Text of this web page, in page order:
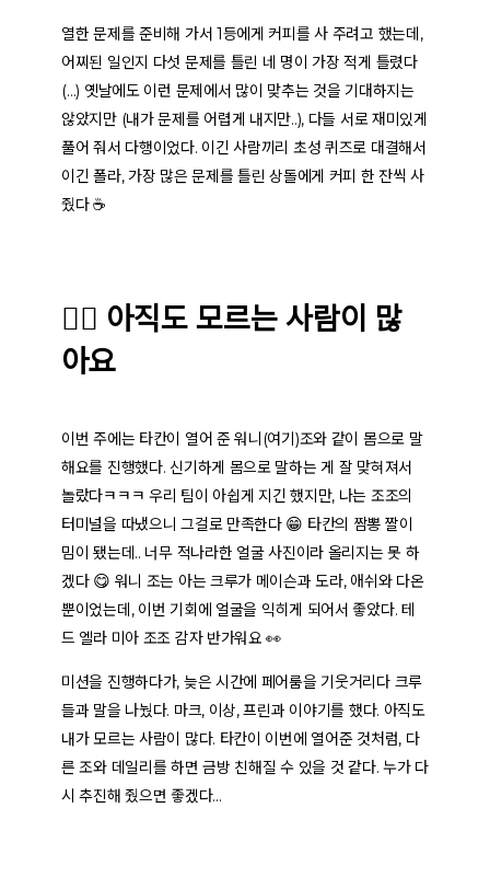
열한 문제를 준비해 가서 1등에게 커피를 사 주려고 했는데,
어찌된 일인지 다섯 문제를 틀린 네 명이 가장 적게 틀렸다
(…) 옛날에도 이런 문제에서 많이 맞추는 것을 기대하지는
않았지만 (내가 문제를 어렵게 내지만..), 다들 서로 재미있게
풀어 줘서 다행이었다. 이긴 사람끼리 초성 퀴즈로 대결해서
이긴 폴라, 가장 많은 문제를 틀린 상돌에게 커피 한 잔씩 사
줬다 ☕
🙋‍♂️ 아직도 모르는 사람이 많
아요
이번 주에는 타칸이 열어 준 워니(여기)조와 같이 몸으로 말
해요를 진행했다. 신기하게 몸으로 말하는 게 잘 맞혀져서
놀랐다ㅋㅋㅋ 우리 팀이 아쉽게 지긴 했지만, 나는 조조의
터미널을 따냈으니 그걸로 만족한다 😁 타칸의 짬뽕 짤이
밈이 됐는데.. 너무 적나라한 얼굴 사진이라 올리지는 못 하
겠다 😋 워니 조는 아는 크루가 메이슨과 도라, 애쉬와 다온
뿐이었는데, 이번 기회에 얼굴을 익히게 되어서 좋았다. 테
드 엘라 미아 조조 감자 반가워요 👀
미션을 진행하다가, 늦은 시간에 페어룸을 기웃거리다 크루
들과 말을 나눴다. 마크, 이상, 프린과 이야기를 했다. 아직도
내가 모르는 사람이 많다. 타칸이 이번에 열어준 것처럼, 다
른 조와 데일리를 하면 금방 친해질 수 있을 것 같다. 누가 다
시 추진해 줬으면 좋겠다…